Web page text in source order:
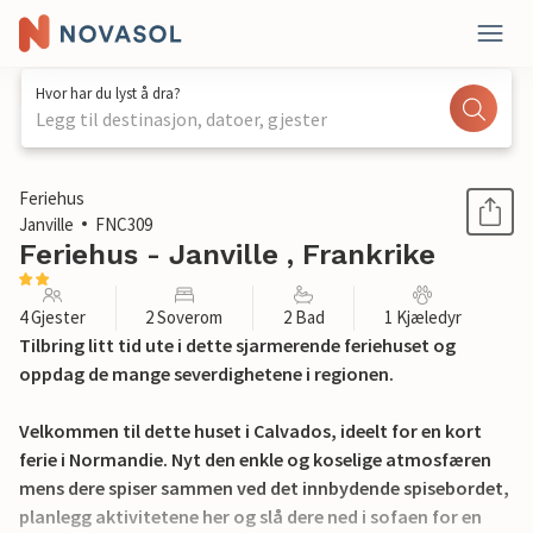
Hvor har du lyst å dra?
Legg til destinasjon, datoer, gjester
1 / 15
Feriehus
Janville
FNC309
Feriehus - Janville , Frankrike
4 Gjester 2 Soverom 2 Bad 1 Kjæledyr
Tilbring litt tid ute i dette sjarmerende feriehuset og
oppdag de mange severdighetene i regionen.
Velkommen til dette huset i Calvados, ideelt for en kort
ferie i Normandie. Nyt den enkle og koselige atmosfæren
mens dere spiser sammen ved det innbydende spisebordet,
planlegg aktivitetene her og slå dere ned i sofaen for en